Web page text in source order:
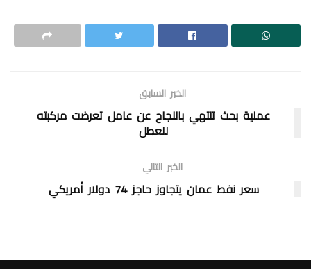
الخبر السابق
عملية بحث تنتهي بالنجاح عن عامل تعرضت مركبته
للعطل
الخبر التالي
سعر نفط عمان يتجاوز حاجز 74 دولار أمريكي